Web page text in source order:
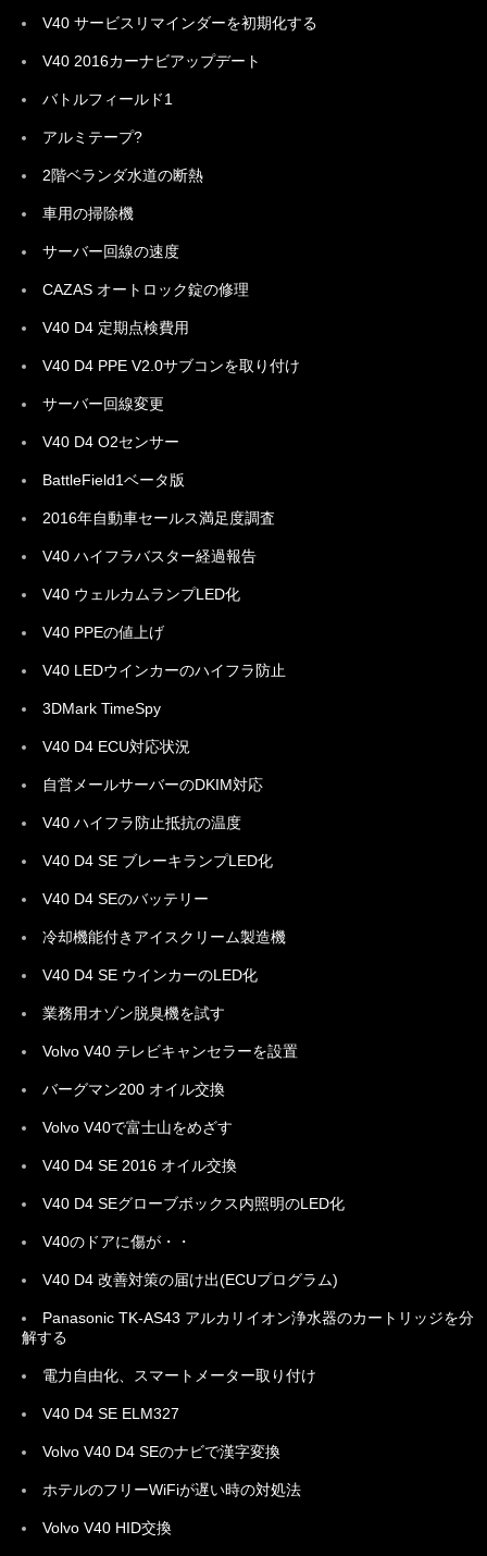
V40 サービスリマインダーを初期化する
V40 2016カーナビアップデート
バトルフィールド1
アルミテープ?
2階ベランダ水道の断熱
車用の掃除機
サーバー回線の速度
CAZAS オートロック錠の修理
V40 D4 定期点検費用
V40 D4 PPE V2.0サブコンを取り付け
サーバー回線変更
V40 D4 O2センサー
BattleField1ベータ版
2016年自動車セールス満足度調査
V40 ハイフラバスター経過報告
V40 ウェルカムランプLED化
V40 PPEの値上げ
V40 LEDウインカーのハイフラ防止
3DMark TimeSpy
V40 D4 ECU対応状況
自営メールサーバーのDKIM対応
V40 ハイフラ防止抵抗の温度
V40 D4 SE ブレーキランプLED化
V40 D4 SEのバッテリー
冷却機能付きアイスクリーム製造機
V40 D4 SE ウインカーのLED化
業務用オゾン脱臭機を試す
Volvo V40 テレビキャンセラーを設置
バーグマン200 オイル交換
Volvo V40で富士山をめざす
V40 D4 SE 2016 オイル交換
V40 D4 SEグローブボックス内照明のLED化
V40のドアに傷が・・
V40 D4 改善対策の届け出(ECUプログラム)
Panasonic TK-AS43 アルカリイオン浄水器のカートリッジを分
解する
電力自由化、スマートメーター取り付け
V40 D4 SE ELM327
Volvo V40 D4 SEのナビで漢字変換
ホテルのフリーWiFiが遅い時の対処法
Volvo V40 HID交換